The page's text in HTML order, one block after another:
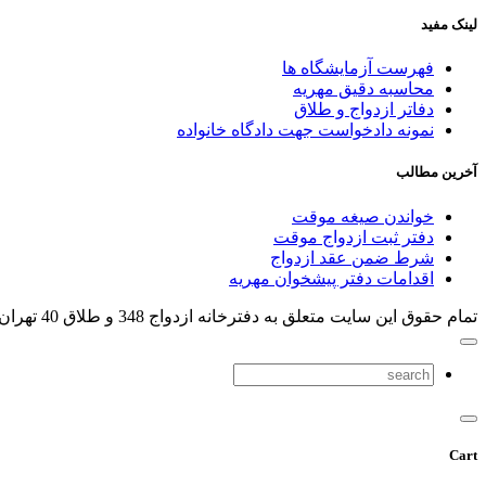
لینک مفید
فهرست آزمایشگاه ها
محاسبه دقیق مهریه
دفاتر ازدواج و طلاق
نمونه دادخواست جهت دادگاه خانواده
آخرین مطالب
خواندن صیغه موقت
دفتر ثبت ازدواج موقت
شرط ضمن عقد ازدواج
اقدامات دفتر پیشخوان مهریه
تمام حقوق اين سایت متعلق به دفترخانه ازدواج 348 و طلاق 40 تهران می باشد .
Cart